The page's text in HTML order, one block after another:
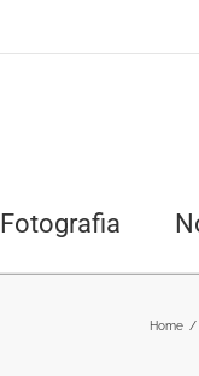
Fotografia
Home /